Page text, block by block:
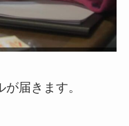
届きます。